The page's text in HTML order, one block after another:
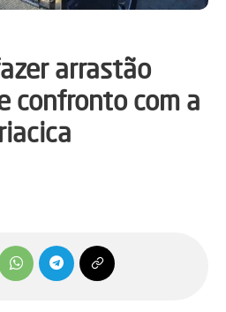
arrastão
confronto com a